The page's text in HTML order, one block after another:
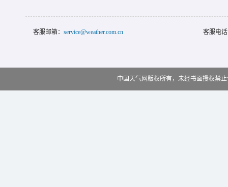
客服邮箱： service@weather.com.cn 客服电
中国天气网版权所有，未经书面授权